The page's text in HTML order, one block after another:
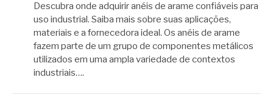
Descubra onde adquirir anéis de arame confiáveis para
uso industrial. Saiba mais sobre suas aplicações,
materiais e a fornecedora ideal. Os anéis de arame
fazem parte de um grupo de componentes metálicos
utilizados em uma ampla variedade de contextos
industriais….